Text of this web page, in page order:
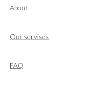
About
Our servises
FAQ